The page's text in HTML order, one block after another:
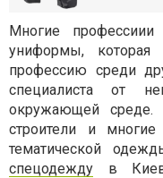
Многие профессиии
униформы, которая
профессию среди
специалиста от
окружающей среде.
строители и
тематической
спецодежду в